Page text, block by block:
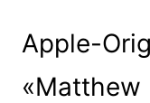
Apple-
«Matthew